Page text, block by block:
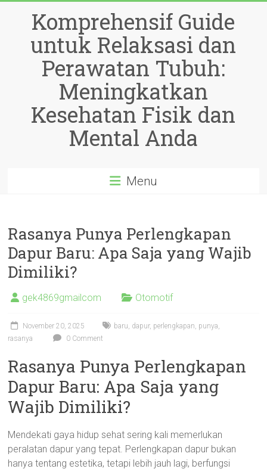
Komprehensif Guide
untuk Relaksasi dan
Perawatan Tubuh:
Meningkatkan
Kesehatan Fisik dan
Mental Anda
Menu
Rasanya Punya Perlengkapan
Dapur Baru: Apa Saja yang Wajib
Dimiliki?
gek4869gmailcom Otomotif
November 20, 2025 baru, dapur, perlengkapan, punya,
rasanya
0 Comment
Rasanya Punya Perlengkapan
Dapur Baru: Apa Saja yang
Wajib Dimiliki?
Mendekati gaya hidup sehat sering kali memerlukan
peralatan dapur yang tepat. Perlengkapan dapur bukan
hanya tentang estetika, tetapi lebih jauh lagi, berfungsi